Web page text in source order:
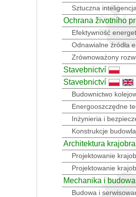
Sztuczna inteligencja
Ochrana životního
Efektywność
Odnawialne źródła
Zrównoważony
Stavebnictví
Stavebnictví
Budownictwo
Energooszczędne
Inżynieria i
Konstrukcje
Architektura
Projektowanie
Projektowanie
Mechanika i
Budowa i